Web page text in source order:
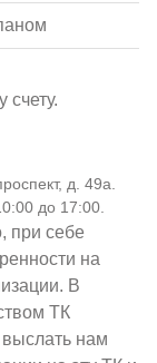
счету.
д. 49а.
до 17:00.
при себе
на
В
ТК
выслать нам